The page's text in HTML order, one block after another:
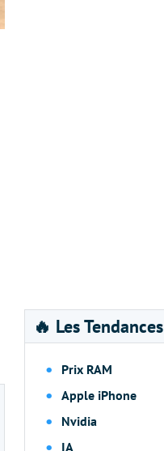
🔥 Les Tendances
Prix RAM
Apple iPhone
Nvidia
IA